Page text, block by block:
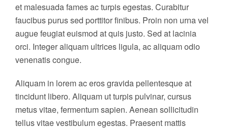
et malesuada fames ac turpis egestas. Curabitur
faucibus purus sed porttitor finibus. Proin non urna vel
augue feugiat euismod at quis justo. Sed at lacinia
orci. Integer aliquam ultrices ligula, ac aliquam odio
venenatis congue.
Aliquam in lorem ac eros gravida pellentesque at
tincidunt libero. Aliquam ut turpis pulvinar, cursus
metus vitae, fermentum sapien. Aenean sollicitudin
tellus vitae vestibulum egestas. Praesent mattis